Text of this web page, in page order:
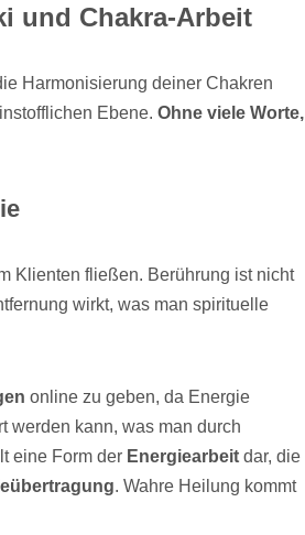
und Chakra-Arbeit
Harmonisierung deiner Chakren
Ebene. Ohne viele Worte,
Klienten fließen. Berührung ist nicht
wirkt, was man spirituelle
online zu geben, da Energie
werden kann, was man durch
eine Form der Energiearbeit dar, die
. Wahre Heilung kommt